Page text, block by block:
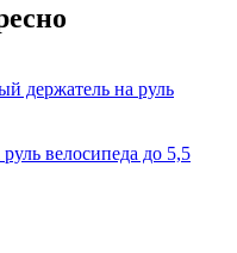
велосипеда до 5,5